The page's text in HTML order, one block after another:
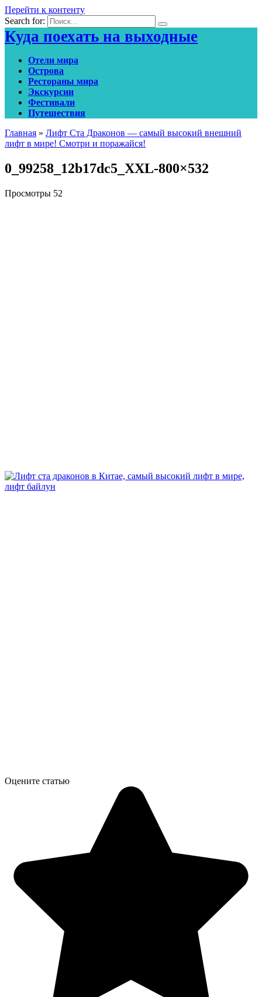
Перейти к контенту
Search for:
Куда поехать на выходные
Отели мира
Острова
Рестораны мира
Экскурсии
Фестивали
Путешествия
Главная » Лифт Ста Драконов — самый высокий внешний
лифт в мире! Смотри и поражайся!
0_99258_12b17dc5_XXL-800×532
Просмотры 52
Оцените статью